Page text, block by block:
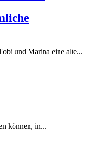
und Marina eine alte...
können, in...